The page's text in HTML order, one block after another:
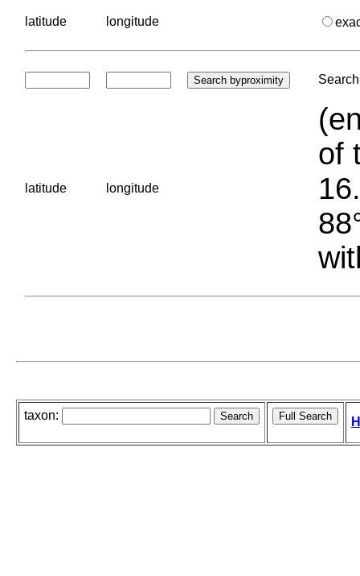
latitude longitude
latitude longitude
of
taxon: